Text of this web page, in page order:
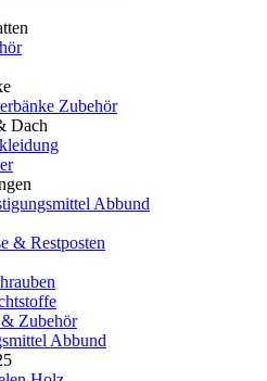
Zubehör
Dach
Abbund
& Restposten
Zubehör
Abbund